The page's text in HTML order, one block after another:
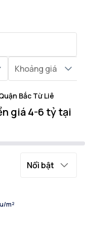
nềnKhoảng giá
Bắc Từ Liêm
giá 4-6 tỷ tại
Nổi bật
m²